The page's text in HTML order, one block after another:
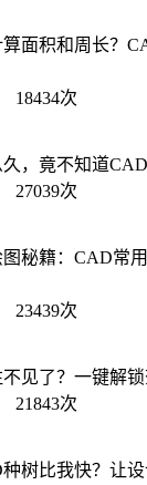
面积和周长？
18434次
，竟不知道CAD
27039次
秘籍：CAD常
23439次
见了？一键解锁
21843次
树比我快？让